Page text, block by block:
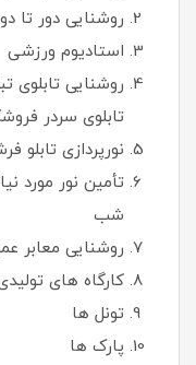
روشنایی دور تا
استادیوم ورزشی
روشنایی تابلوی
تابلوی سردر
نورپردازی تابلو
تأمین نور مورد
شب
روشنایی معابر
کارگاه های
تونل ها
پارک ها